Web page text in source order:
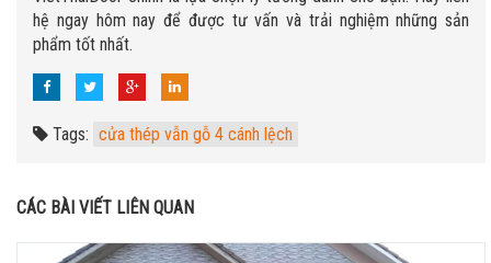
hệ ngay hôm nay để được tư vấn và trải nghiệm những sản
phẩm tốt nhất.
Tags: cửa thép vẫn gỗ 4 cánh lệch
CÁC BÀI VIẾT LIÊN QUAN